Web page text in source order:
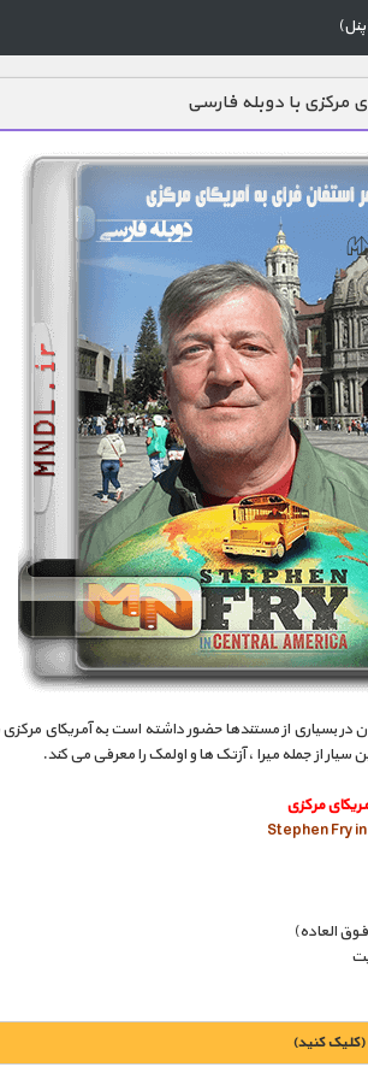
مرکزی با دوبله فارسی
در بسیاری از مستندها حضور داشته است به آمریکای
از جمله میرا ، آزتک ها و اولمک را معرفی می کند.
مرکزی
Stephen Fry
کنید)